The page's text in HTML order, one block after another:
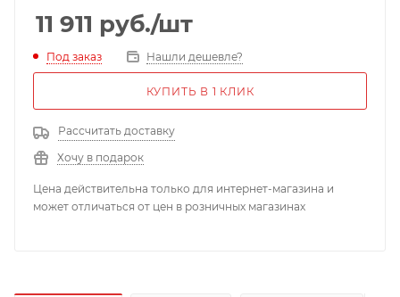
11 911 руб./шт
Под заказ Нашли дешевле?
КУПИТЬ В 1 КЛИК
Рассчитать доставку
Хочу в подарок
Цена действительна только для интернет-магазина и
может отличаться от цен в розничных магазинах